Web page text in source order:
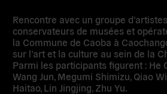
Rencontre avec un groupe
conservateurs de musées et
la Commune de Caoba à
sur l’art et la culture au sein de la
Parmi les participants figurent : He
Wang Jun, Megumi Shimizu, Qiao
Haitao, Lin Jingjing, Zhu Yu.